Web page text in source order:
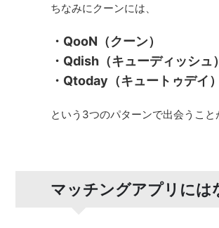
ちなみにクーンには、
・QooN（クーン）
・Qdish（キューディッシュ）
・Qtoday（キュートゥデイ）
という3つのパターンで出会うこと
マッチングアプリには